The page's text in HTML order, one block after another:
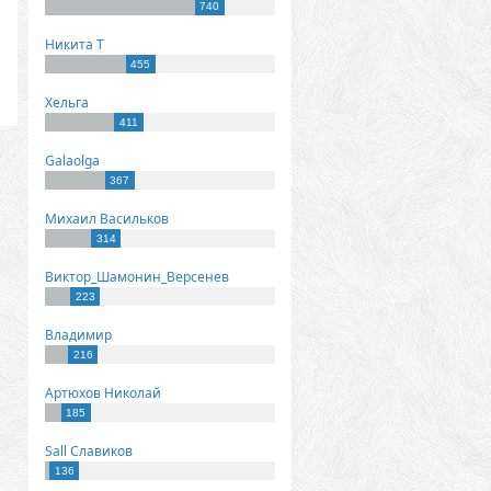
740
Никита Т
455
Хельга
411
Galaolga
367
Михаил Васильков
314
Виктор_Шамонин_Версенев
223
Владимир
216
Артюхов Николай
185
Sall Славиков
136